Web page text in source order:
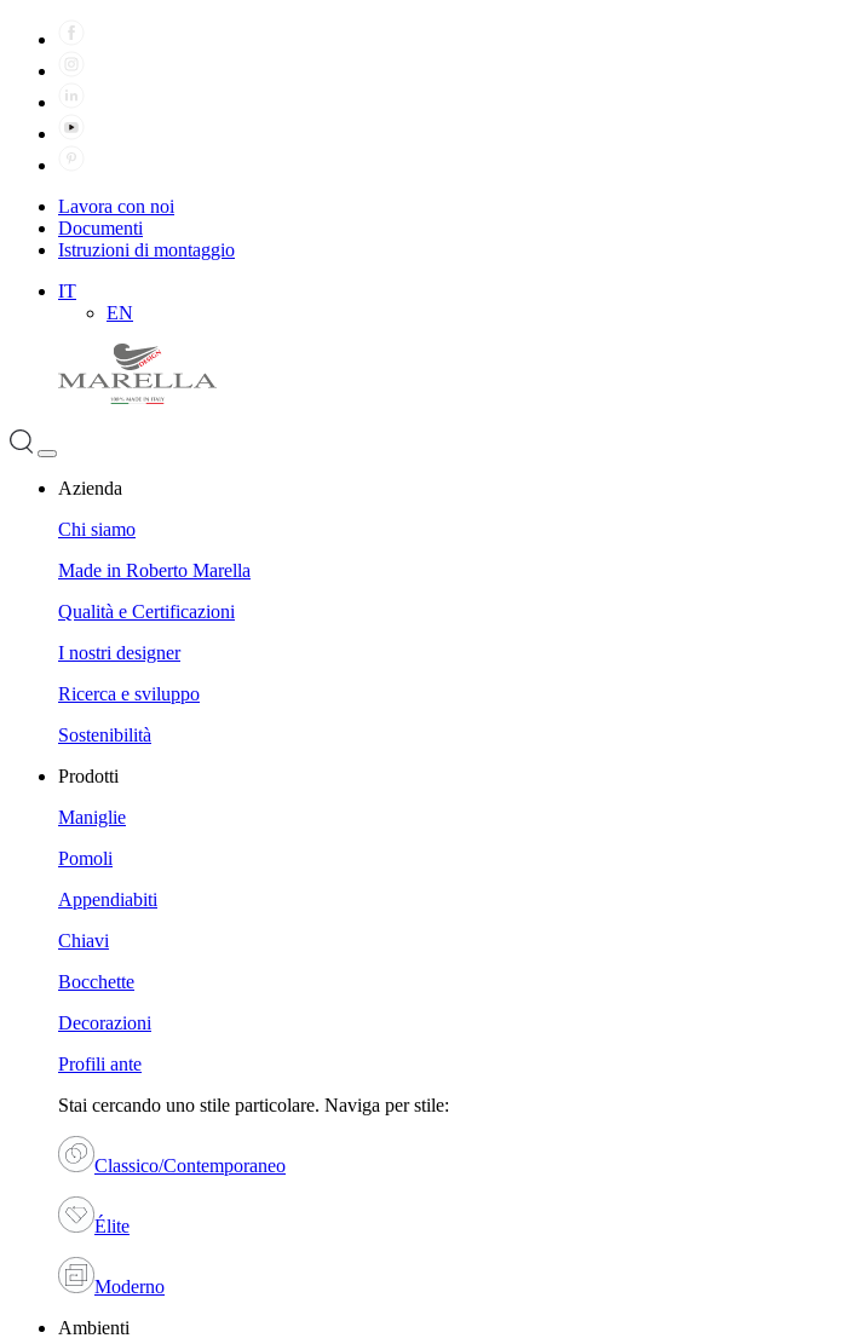
Lavora con noi
Documenti
Istruzioni di montaggio
IT
EN
Azienda
Chi siamo
Made in Roberto Marella
Qualità e Certificazioni
I nostri designer
Ricerca e sviluppo
Sostenibilità
Prodotti
Maniglie
Pomoli
Appendiabiti
Chiavi
Bocchette
Decorazioni
Profili ante
Stai cercando uno stile particolare. Naviga per stile:
Classico/Contemporaneo
Élite
Moderno
Ambienti